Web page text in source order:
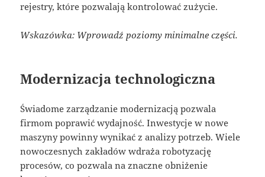
rejestry, które pozwalają kontrolować zużycie.
Wskazówka: Wprowadź poziomy minimalne części.
Modernizacja technologiczna
Świadome zarządzanie modernizacją pozwala
firmom poprawić wydajność. Inwestycje w nowe
maszyny powinny wynikać z analizy potrzeb. Wiele
nowoczesnych zakładów wdraża robotyzację
procesów, co pozwala na znaczne obniżenie